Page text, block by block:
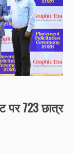
पर 723 छात्र